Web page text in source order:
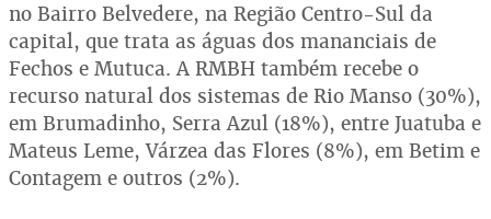
no Bairro Belvedere, na Região Centro-Sul da
capital, que trata as águas dos mananciais de
Fechos e Mutuca. A RMBH também recebe o
recurso natural dos sistemas de Rio Manso (30%),
em Brumadinho, Serra Azul (18%), entre Juatuba e
Mateus Leme, Várzea das Flores (8%), em Betim e
Contagem e outros (2%).